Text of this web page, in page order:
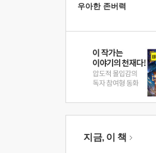
우아한 존버력
지금, 이 책